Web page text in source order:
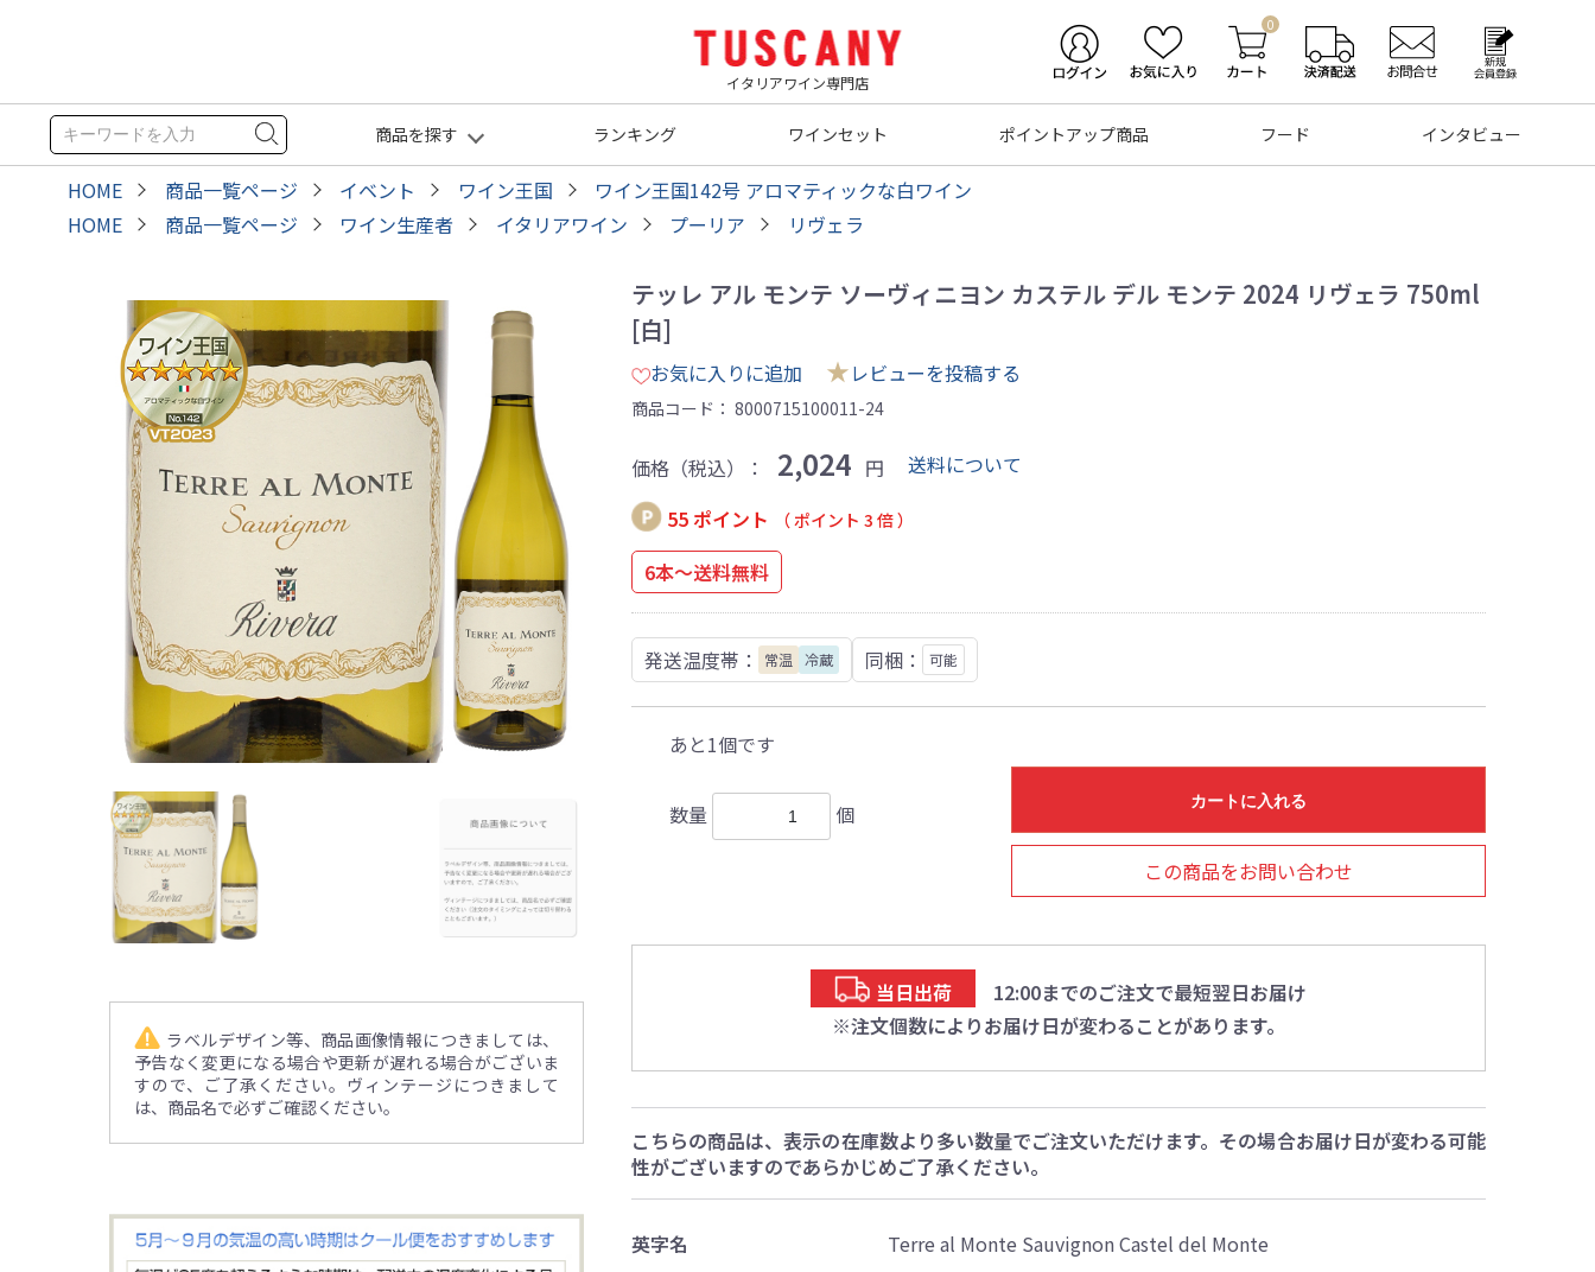
イタリアワイン専門店
0
商品を探す ランキング ワインセット ポイントアップ商品 フード インタビュー
HOME 商品一覧ページ イベント ワイン王国
ワイン王国142号 アロマティックな白ワイン
HOME
商品一覧ページ ワイン生産者 イタリアワイン プーリア リヴェラ
ラベルデザイン等、商品画像情報につきましては、
予告なく変更になる場合や更新が遅れる場合がございま
すので、ご了承ください。ヴィンテージにつきまして
は、商品名で必ずご確認ください。
テッレ アル モンテ ソーヴィニヨン カステル デル モンテ 2024 リヴェラ 750ml
[白]
お気に入りに追加 ★レビューを投稿する
商品コード： 8000715100011-24
価格（税込）： 2,024 円
送料について
55 ポイント
（ ポイント 3 倍 ）
6本～送料無料
発送温度帯： 常温 冷蔵 同梱： 可能
あと1個です
数量 個 カートに入れる
この商品をお問い合わせ
当日出荷
12:00までのご注文で最短翌日お届け
※注文個数によりお届け日が変わることがあります。
こちらの商品は、表示の在庫数より多い数量でご注文いただけます。その場合お届け日が変わる可能
性がございますのであらかじめご了承ください。
英字名 Terre al Monte Sauvignon Castel del Monte